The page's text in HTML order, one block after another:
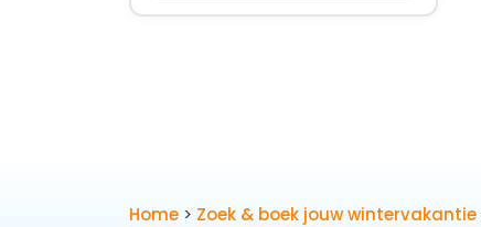
Home > Zoek & boek jouw wintervakantie